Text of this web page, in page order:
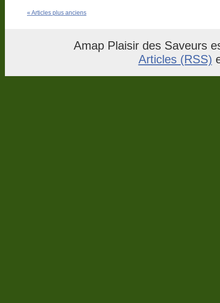
« Articles plus anciens
Amap Plaisir des Saveurs
Articles (RSS)